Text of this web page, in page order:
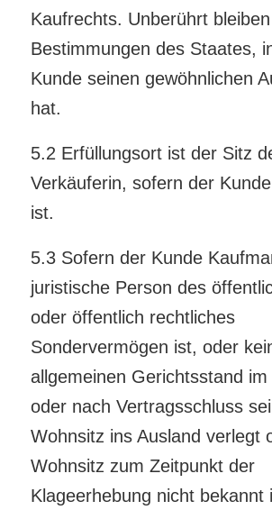
Kaufrechts. Unberührt
Bestimmungen des Staates,
Kunde seinen gewöhnlichen
hat.
5.2 Erfüllungsort ist der Sitz
Verkäuferin, sofern der
ist.
5.3 Sofern der Kunde
juristische Person des
oder öffentlich rechtliches
Sondervermögen ist, oder
allgemeinen Gerichtsstand
oder nach Vertragsschluss
Wohnsitz ins Ausland verlegt
Wohnsitz zum Zeitpunkt der
Klageerhebung nicht bekannt